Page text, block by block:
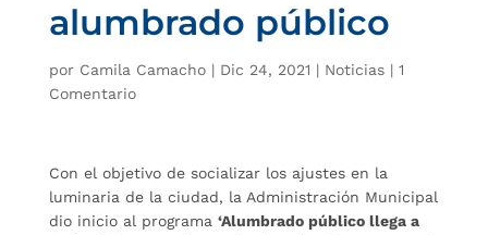
alumbrado público
por Camila Camacho| Dic 24, 2021 | Noticias| 1
Comentario
Con el objetivo de socializar los ajustes en la
luminaria de la ciudad, la Administración Municipal
dio inicio al programa ‘Alumbrado público llega a